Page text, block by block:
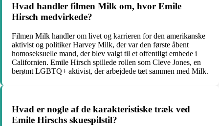
Hvad handler filmen Milk om, hvor Emile
Hirsch medvirkede?
Filmen Milk handler om livet og karrieren for den amerikanske
aktivist og politiker Harvey Milk, der var den første åbent
homoseksuelle mand, der blev valgt til et offentligt embede i
Californien. Emile Hirsch spillede rollen som Cleve Jones, en
berømt LGBTQ+ aktivist, der arbejdede tæt sammen med Milk.
Hvad er nogle af de karakteristiske træk ved
Emile Hirschs skuespilstil?